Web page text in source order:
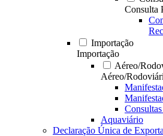
Consulta
Importação
Importação
Aéreo/
Aéreo/
Aquaviário
Declaração Única de